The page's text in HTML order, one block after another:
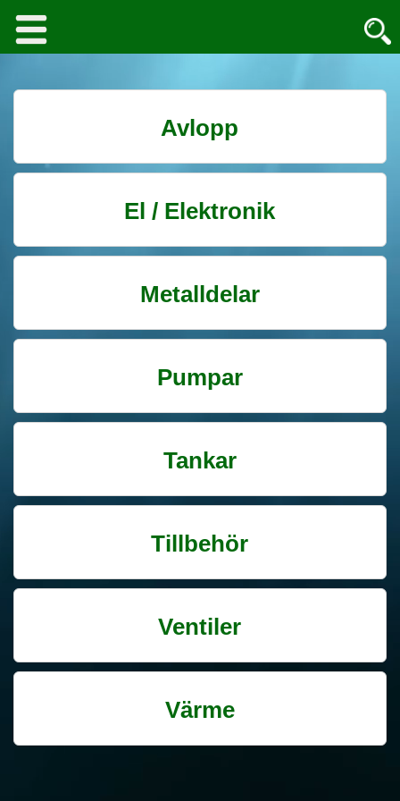
Avlopp
El / Elektronik
Metalldelar
Pumpar
Tankar
Tillbehör
Ventiler
Värme